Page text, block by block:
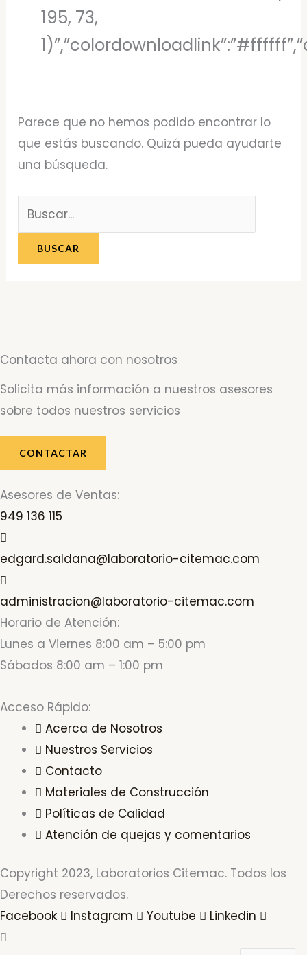
195, 73,
Parece que no hemos podido encontrar lo
que estás buscando. Quizá pueda ayudarte
una búsqueda.
Contacta ahora con nosotros
Solicita más información a nuestros asesores
sobre todos nuestros servicios
CONTACTAR
Asesores de Ventas:
949 136 115
edgard.saldana@laboratorio-citemac.com
administracion@laboratorio-citemac.com
Horario de Atención:
Lunes a Viernes 8:00 am – 5:00 pm
Sábados 8:00 am – 1:00 pm
Acceso Rápido:
Acerca de Nosotros
Nuestros Servicios
Contacto
Materiales de Construcción
Políticas de Calidad
Atención de quejas y comentarios
Copyright 2023, Laboratorios Citemac. Todos los
Derechos reservados.
Facebook
Instagram Youtube Linkedin